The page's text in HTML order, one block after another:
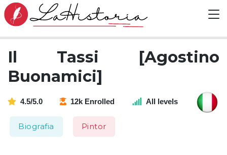
Il Tassi [Agostino
Buonamici]
4.5/5.0 12k Enrolled All levels
Biografia Pintor